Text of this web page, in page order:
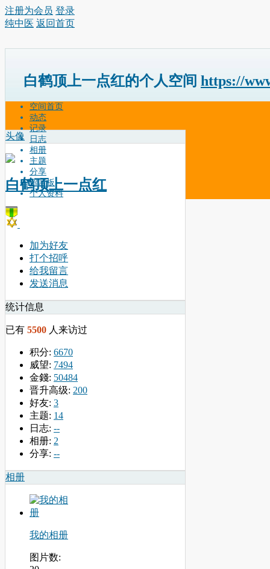
注册为会员 登录
纯中医 返回首页
白鹤顶上一点红的个人空间 https://
空间首页
动态
记录
日志
相册
主题
分享
留言板
个人资料
头像
白鹤顶上一点红
加为好友
打个招呼
给我留言
发送消息
统计信息
已有 5500 人来访过
积分: 6670
威望: 7494
金錢: 50484
晋升高级: 200
好友: 3
主题: 14
日志: --
相册: 2
分享: --
相册
我的相册
图片数: